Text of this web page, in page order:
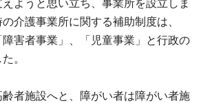
ようと思い立ち、事業所を設立しま
介護事業所に関する補助制度は、
障害者事業」、「児童事業」と行政の
。
者施設へと、障がい者は障がい者施